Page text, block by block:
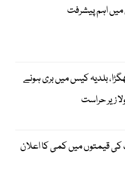
اہم پیشرفت
بلدیہ کیس میں بری ہونے
زیر حراست
کی قیمتوں میں کمی کا اعلان